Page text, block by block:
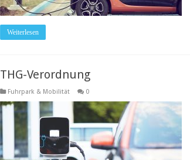
Weiterlesen
THG-Verordnung
Fuhrpark & Mobilität 0